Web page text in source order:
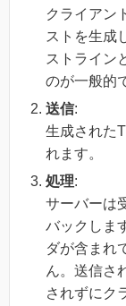
クライアン
ストを生成
ストライン
のが一般的
送信:
生成された
れます。
処理:
サーバーは
バックしま
ダが含まれ
ん。送信さ
されずにク